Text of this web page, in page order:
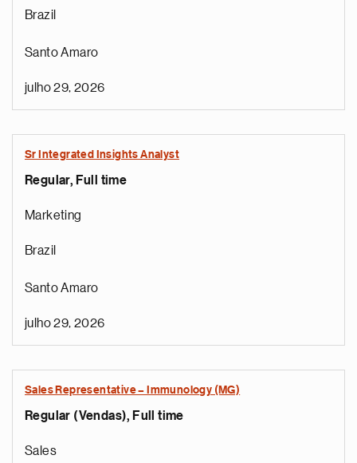
Brazil
Santo Amaro
julho 29, 2026
Sr Integrated Insights Analyst
Regular, Full time
Marketing
Brazil
Santo Amaro
julho 29, 2026
Sales Representative – Immunology (MG)
Regular (Vendas), Full time
Sales